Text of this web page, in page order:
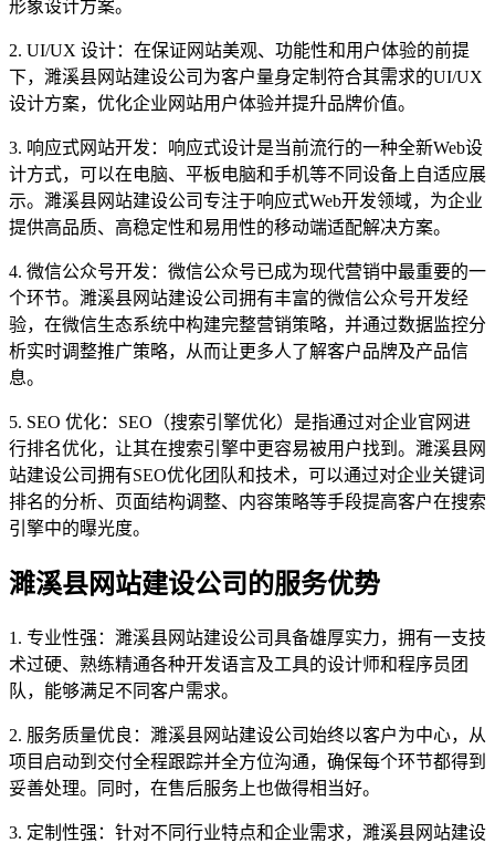
形象设计方案。
2. UI/UX 设计：在保证网站美观、功能性和用户体验的前提
下，濉溪县网站建设公司为客户量身定制符合其需求的UI/UX
设计方案，优化企业网站用户体验并提升品牌价值。
3. 响应式网站开发：响应式设计是当前流行的一种全新Web设
计方式，可以在电脑、平板电脑和手机等不同设备上自适应展
示。濉溪县网站建设公司专注于响应式Web开发领域，为企业
提供高品质、高稳定性和易用性的移动端适配解决方案。
4. 微信公众号开发：微信公众号已成为现代营销中最重要的一
个环节。濉溪县网站建设公司拥有丰富的微信公众号开发经
验，在微信生态系统中构建完整营销策略，并通过数据监控分
析实时调整推广策略，从而让更多人了解客户品牌及产品信
息。
5. SEO 优化：SEO（搜索引擎优化）是指通过对企业官网进
行排名优化，让其在搜索引擎中更容易被用户找到。濉溪县网
站建设公司拥有SEO优化团队和技术，可以通过对企业关键词
排名的分析、页面结构调整、内容策略等手段提高客户在搜索
引擎中的曝光度。
濉溪县网站建设公司的服务优势
1. 专业性强：濉溪县网站建设公司具备雄厚实力，拥有一支技
术过硬、熟练精通各种开发语言及工具的设计师和程序员团
队，能够满足不同客户需求。
2. 服务质量优良：濉溪县网站建设公司始终以客户为中心，从
项目启动到交付全程跟踪并全方位沟通，确保每个环节都得到
妥善处理。同时，在售后服务上也做得相当好。
3. 定制性强：针对不同行业特点和企业需求，濉溪县网站建设